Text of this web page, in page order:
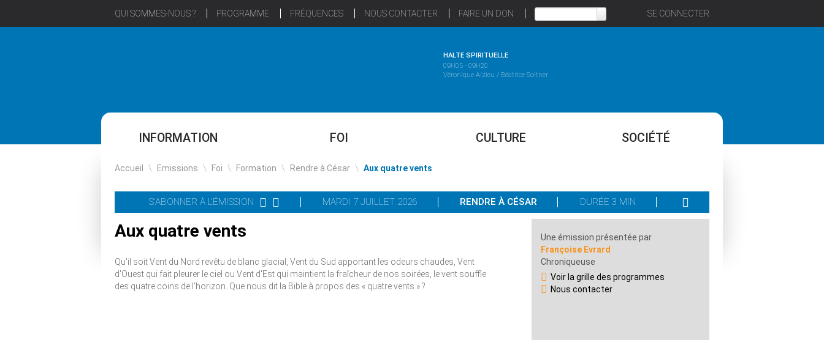
QUI SOMMES-NOUS ? PROGRAMME FRÉQUENCES NOUS CONTACTER FAIRE UN DON SE CONNECTER
HALTE SPIRITUELLE
09H05 - 09H20
Véronique Alzieu / Béatrice Soltner
INFORMATION FOI CULTURE SOCIÉTÉ
Accueil \ Emissions \ Foi \ Formation \ Rendre à César \ Aux quatre vents
S'ABONNER À L'ÉMISSION MARDI 7 JUILLET 2026 RENDRE À CÉSAR DURÉE 3 MIN
Aux quatre vents
Qu'il soit Vent du Nord revêtu de blanc glacial, Vent du Sud apportant les odeurs chaudes, Vent
d'Ouest qui fait pleurer le ciel ou Vent d'Est qui maintient la fraîcheur de nos soirées, le vent souffle
des quatre coins de l'horizon. Que nous dit la Bible à propos des « quatre vents » ?
Une émission présentée par
Françoise Evrard
Chroniqueuse
Voir la grille des programmes
Nous contacter